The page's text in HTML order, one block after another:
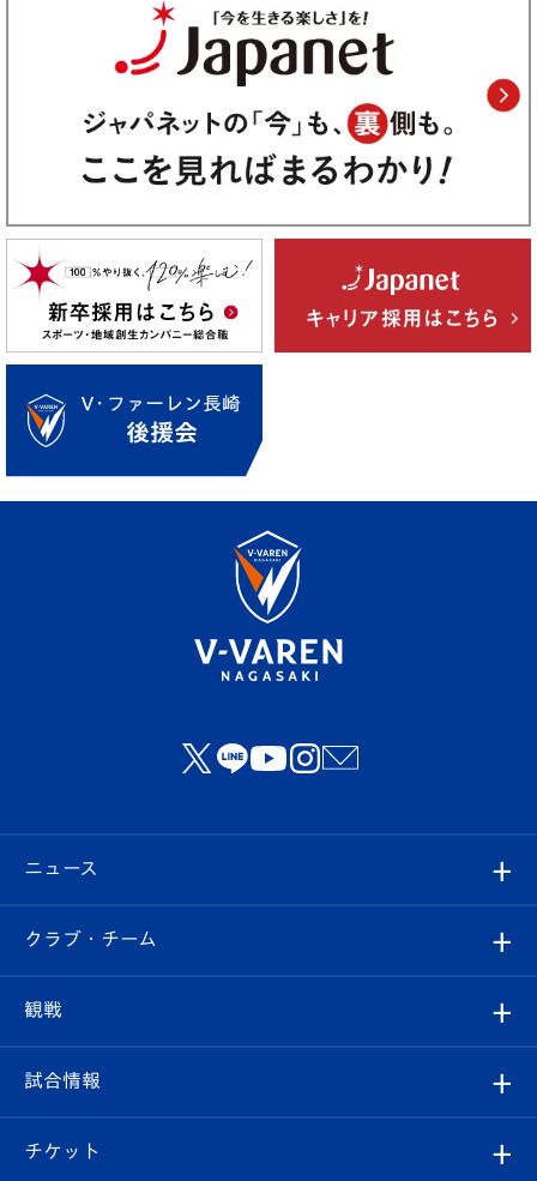
ニュース
すべて
クラブ
試合情報
クラブ・チーム
クラブ概要
観戦
観戦ルール
試合情報
試合日程/結果
チケット